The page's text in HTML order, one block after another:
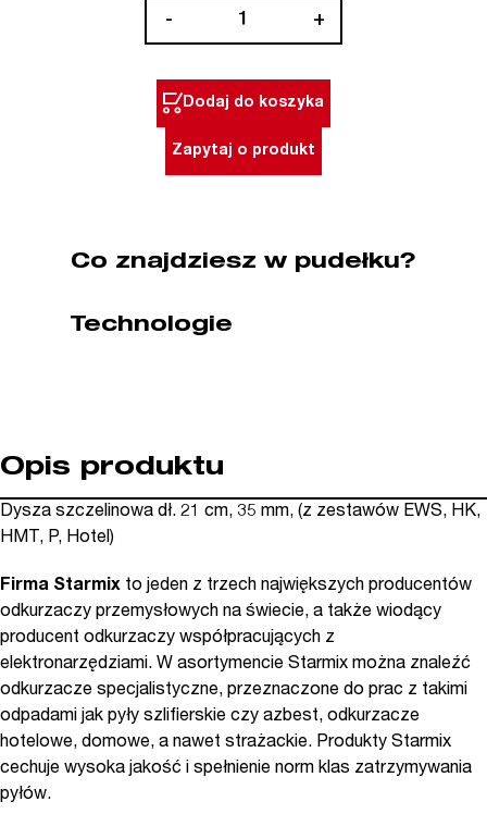
-
21
cm,
system
kat.
+
Dodaj do koszyka
Zapytaj o produkt
Co znajdziesz w pudełku?
Technologie
Opis produktu
Dysza szczelinowa dł. 21 cm, 35 mm, (z zestawów EWS, HK,
HMT, P, Hotel)
Firma Starmix to jeden z trzech największych producentów
odkurzaczy przemysłowych na świecie, a także wiodący
producent odkurzaczy współpracujących z
elektronarzędziami. W asortymencie Starmix można znaleźć
odkurzacze specjalistyczne, przeznaczone do prac z takimi
odpadami jak pyły szlifierskie czy azbest, odkurzacze
hotelowe, domowe, a nawet strażackie. Produkty Starmix
cechuje wysoka jakość i spełnienie norm klas zatrzymywania
pyłów.